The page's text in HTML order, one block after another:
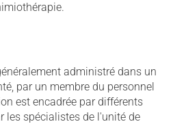
administré dans un
par un membre du personnel
est encadrée par différents
les spécialistes de l'unité de